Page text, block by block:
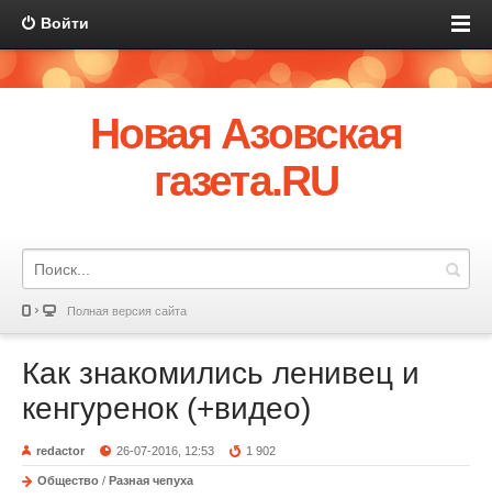
Войти
Новая Азовская
газета.RU
Полная версия сайта
Как знакомились ленивец и
кенгуренок (+видео)
redactor 26-07-2016, 12:53 1 902
Общество / Разная чепуха